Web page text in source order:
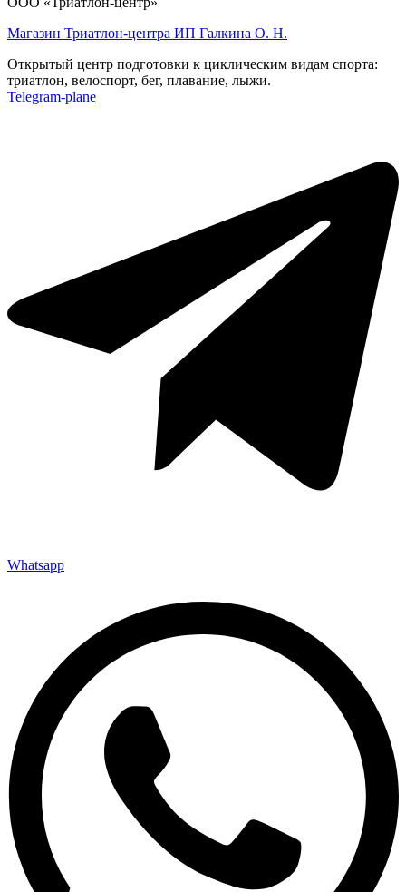
Магазин Триатлон-центра ИП Галкина О. Н.
Открытый центр подготовки к циклическим видам спорта:
триатлон, велоспорт, бег, плавание, лыжи.
Telegram-plane
Whatsapp